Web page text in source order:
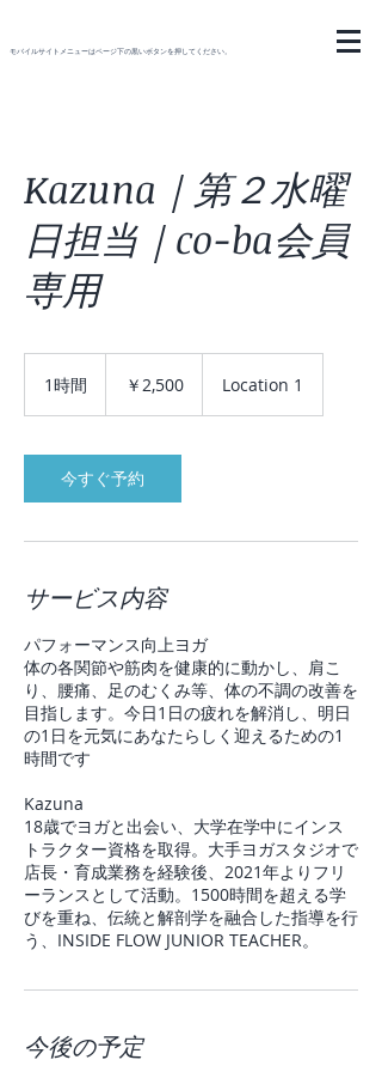
モバイルサイトメニューはページ下の黒いボタンを押してください。
Kazuna｜第２水曜
日担当｜co-ba会員
専用
1時間 ￥2,500 Location 1
今すぐ予約
サービス内容
パフォーマンス向上ヨガ
体の各関節や筋肉を健康的に動かし、肩こ
り、腰痛、足のむくみ等、体の不調の改善を
目指します。今日1日の疲れを解消し、明日
の1日を元気にあなたらしく迎えるための1
時間です
Kazuna
18歳でヨガと出会い、大学在学中にインス
トラクター資格を取得。大手ヨガスタジオで
店長・育成業務を経験後、2021年よりフリ
ーランスとして活動。1500時間を超える学
びを重ね、伝統と解剖学を融合した指導を行
今後の予定